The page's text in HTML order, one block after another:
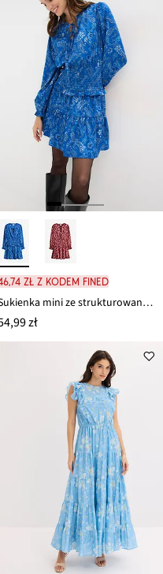
zł z kodem FINED
Sukienka mini ze strukturowanej krepy
zł